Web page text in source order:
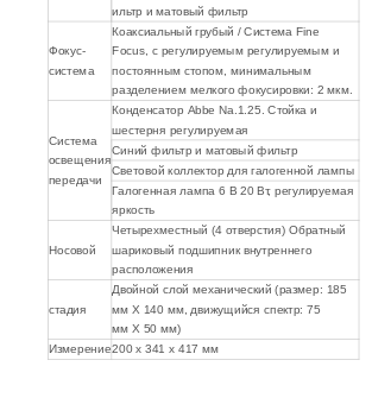
ильтр и матовый фильтр
Фокус-
система
Коаксиальный грубый / Система Fine
Focus, с регулируемым регулируемым и
постоянным стопом, минимальным
разделением мелкого фокусировки: 2 мкм.
Система
освещения
передачи
Конденсатор Abbe Na.1.25. Стойка и
шестерня регулируемая
Синий фильтр и матовый фильтр
Световой коллектор для галогенной лампы
Галогенная лампа 6 В 20 Вт, регулируемая
яркость
Носовой
Четырехместный (4 отверстия) Обратный
шариковый подшипник внутреннего
расположения
стадия
Двойной слой механический (размер: 185
мм X 140 мм, движущийся спектр: 75
мм X 50 мм)
Измерение200 х 341 х 417 мм